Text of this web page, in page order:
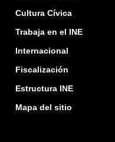
Cultura Cívica
Trabaja en el INE
Internacional
Fiscalización
Estructura INE
Mapa del sitio